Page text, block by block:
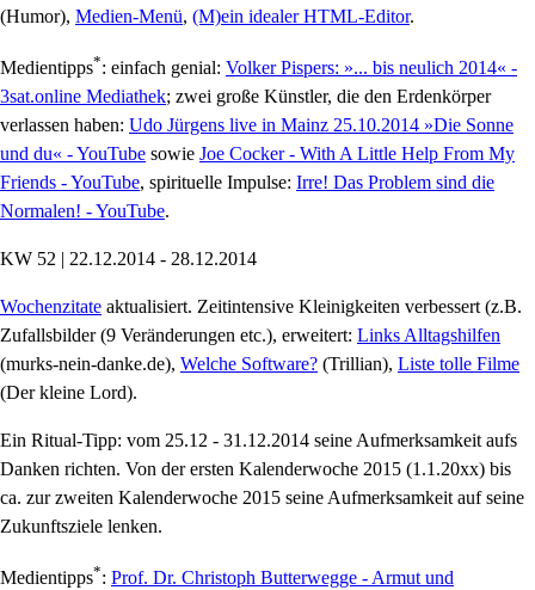
(Humor), Medien-Menü, (M)ein idealer HTML-Editor.
Medientipps*: einfach genial: Volker Pispers: »... bis neulich 2014« -
3sat.online Mediathek; zwei große Künstler, die den Erdenkörper
verlassen haben: Udo Jürgens live in Mainz 25.10.2014 »Die Sonne
und du« - YouTube sowie Joe Cocker - With A Little Help From My
Friends - YouTube, spirituelle Impulse: Irre! Das Problem sind die
Normalen! - YouTube.
KW 52 | 22.12.2014 - 28.12.2014
Wochenzitate aktualisiert. Zeitintensive Kleinigkeiten verbessert (z.B.
Zufallsbilder (9 Veränderungen etc.), erweitert: Links Alltagshilfen
(murks-nein-danke.de), Welche Software? (Trillian), Liste tolle Filme
(Der kleine Lord).
Ein Ritual-Tipp: vom 25.12 - 31.12.2014 seine Aufmerksamkeit aufs
Danken richten. Von der ersten Kalenderwoche 2015 (1.1.20xx) bis
ca. zur zweiten Kalenderwoche 2015 seine Aufmerksamkeit auf seine
Zukunftsziele lenken.
Medientipps*: Prof. Dr. Christoph Butterwegge - Armut und